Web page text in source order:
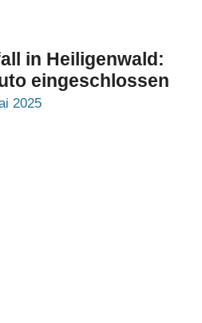
in Heiligenwald:
eingeschlossen
2025